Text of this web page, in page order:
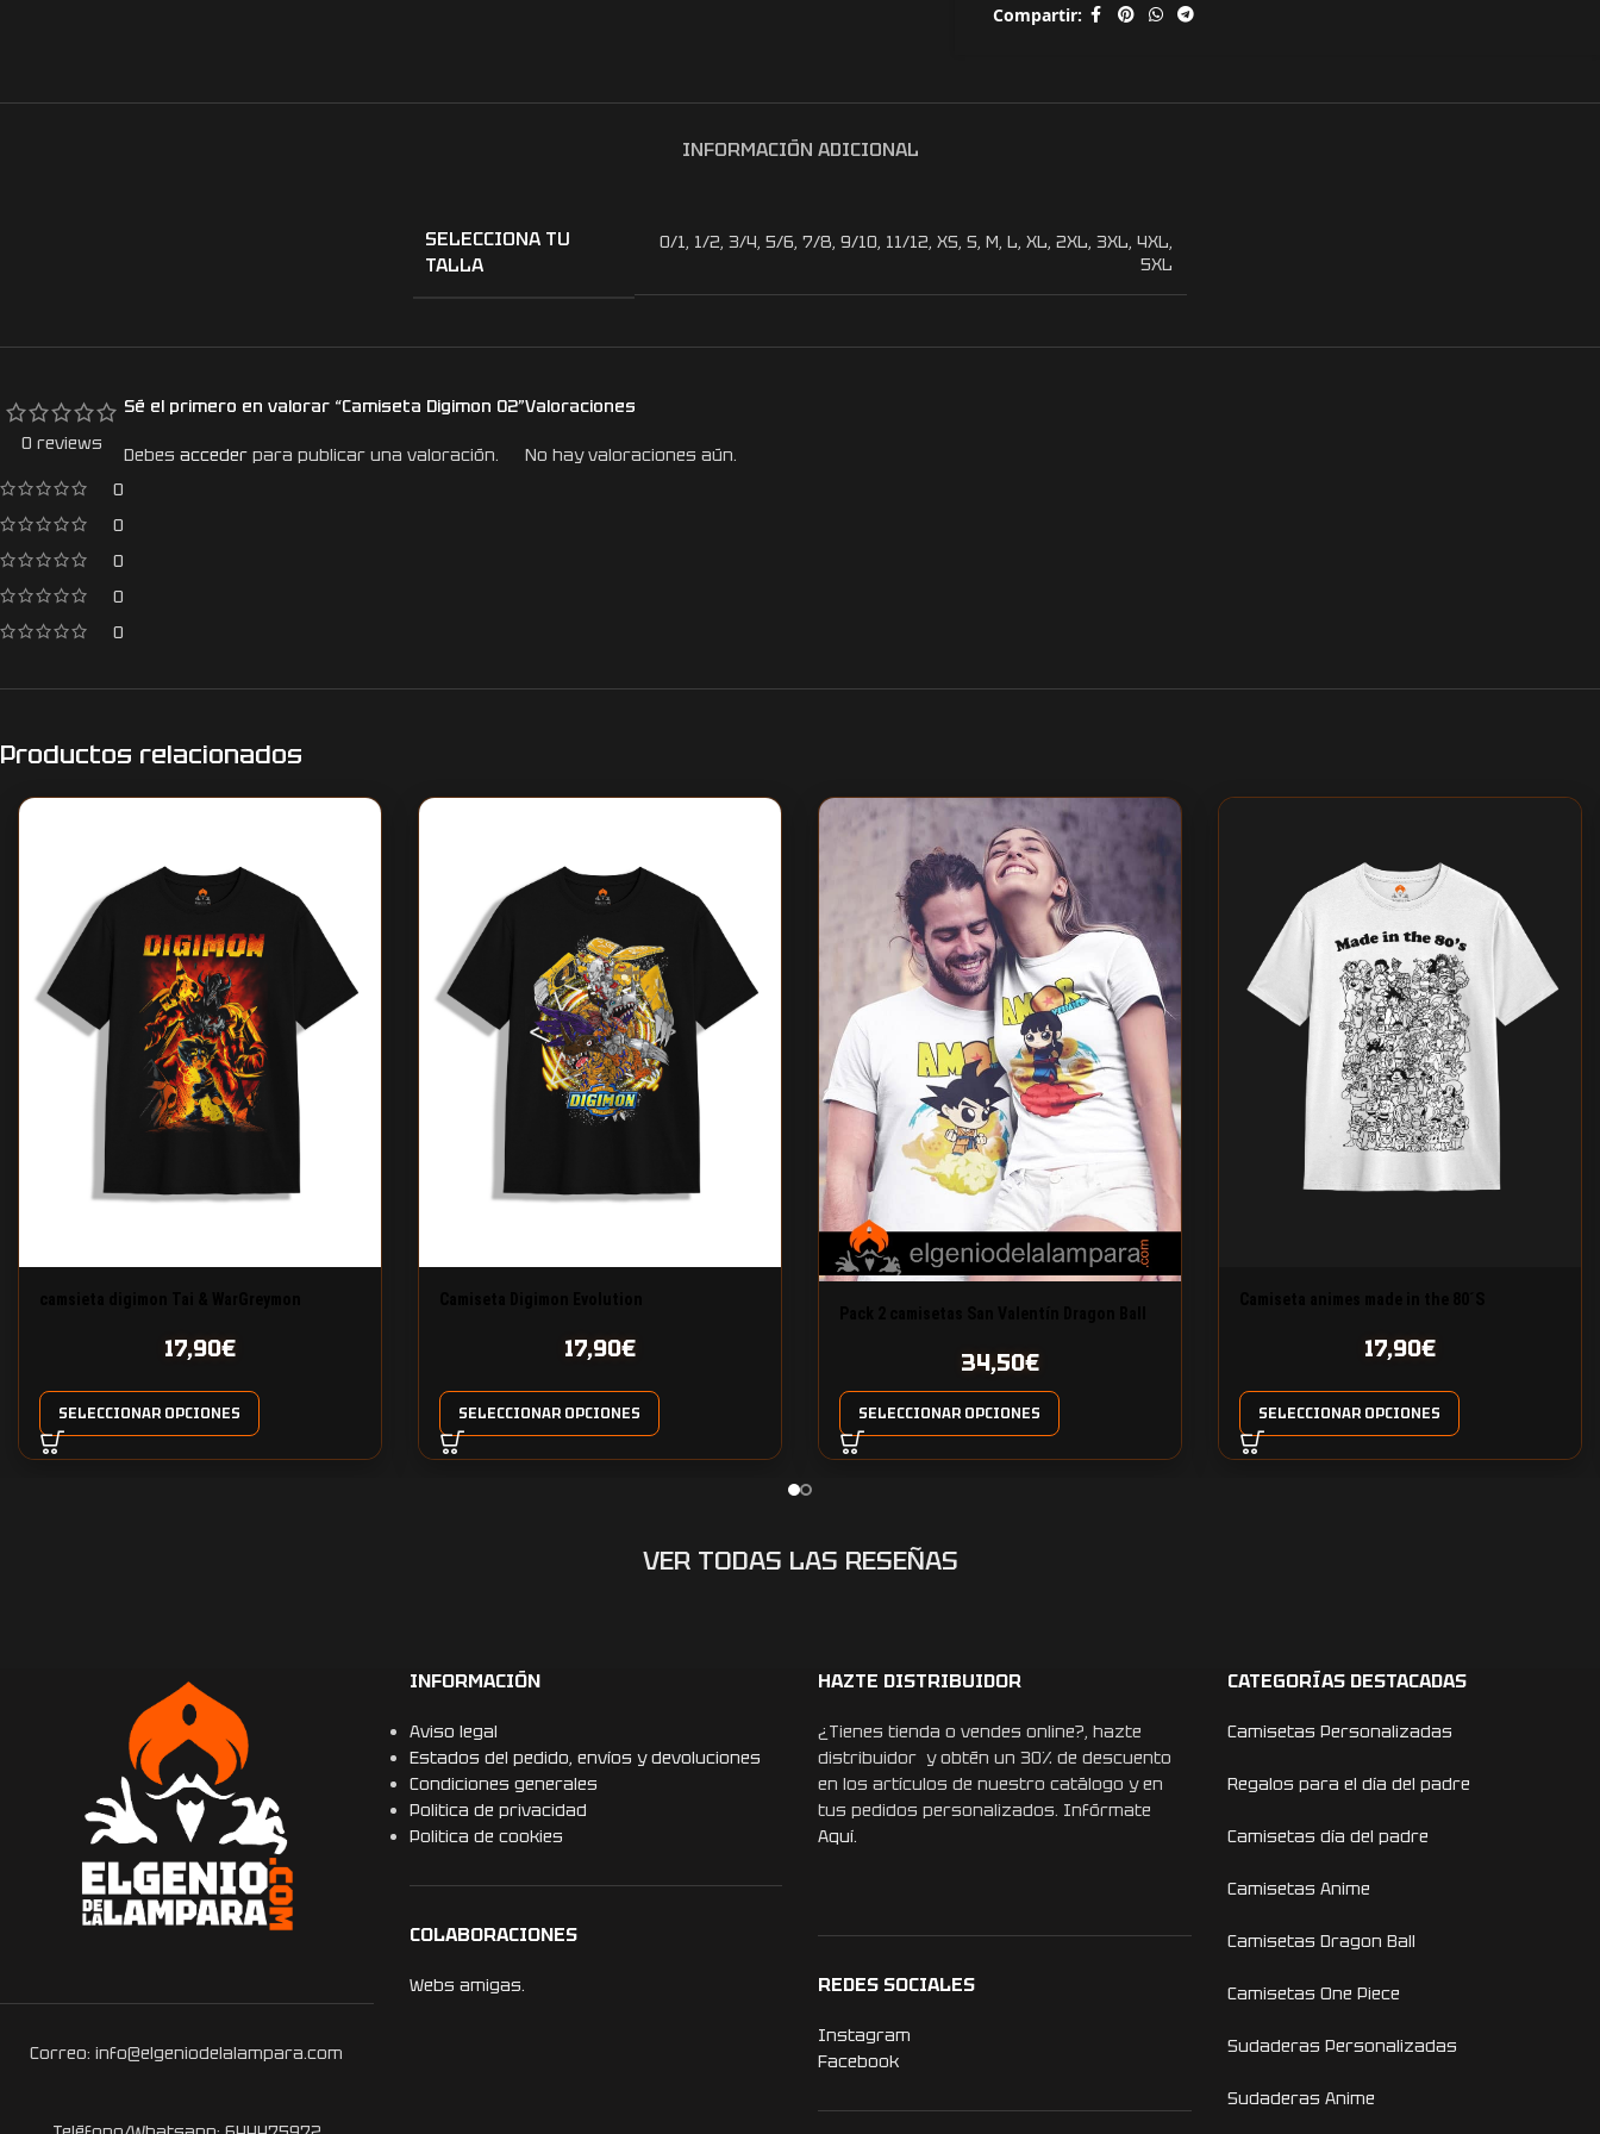
Compartir:
INFORMACIÓN ADICIONAL
SELECCIONA TU
TALLA
0/1, 1/2, 3/4, 5/6, 7/8, 9/10, 11/12, XS, S, M, L, XL, 2XL, 3XL, 4XL,
5XL
0 reviews
0
0
0
0
0
Valoraciones
No hay valoraciones aún.
Sé el primero en valorar “Camiseta Digimon 02”
Debes acceder para publicar una valoración.
Productos relacionados
17,90€
SELECCIONAR OPCIONES
17,90€
SELECCIONAR OPCIONES
34,50€
SELECCIONAR OPCIONES
17,90€
SELECCIONAR OPCIONES
VER TODAS LAS RESEÑAS
Correo: info@elgeniodelalampara.com
INFORMACIÓN
Aviso legal
Estados del pedido, envíos y devoluciones
Condiciones generales
Politica de privacidad
Politica de cookies
COLABORACIONES
Webs amigas.
HAZTE DISTRIBUIDOR
¿Tienes tienda o vendes online?, hazte
distribuidor y obtén un 30% de descuento
en los artículos de nuestro catálogo y en
tus pedidos personalizados. Infórmate
Aquí.
REDES SOCIALES
Instagram
Facebook
CATEGORÍAS DESTACADAS
Camisetas Personalizadas
Regalos para el día del padre
Camisetas día del padre
Camisetas Anime
Camisetas Dragon Ball
Camisetas One Piece
Sudaderas Personalizadas
Sudaderas Anime